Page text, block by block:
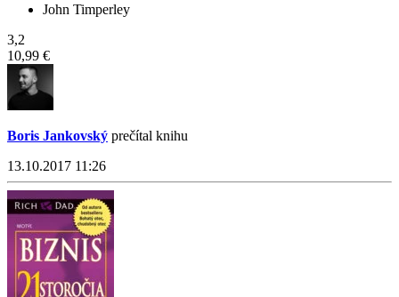
John Timperley
3,2
10,99 €
Boris Jankovský prečítal knihu
13.10.2017 11:26